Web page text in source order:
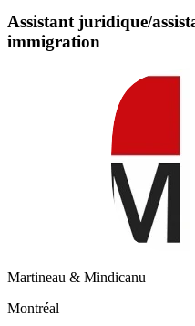
Assistant juridique/
immigration
Martineau & Mindicanu
Montréal